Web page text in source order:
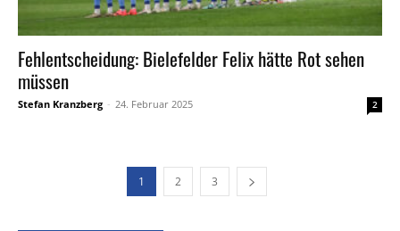
Fehlentscheidung: Bielefelder Felix hätte Rot sehen
müssen
Stefan Kranzberg - 24. Februar 2025 2
1 2 3